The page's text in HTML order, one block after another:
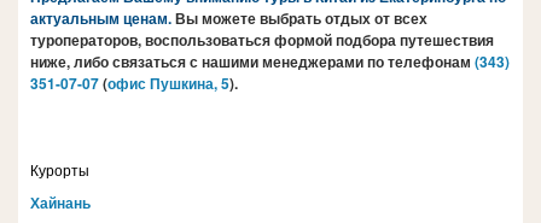
актуальным ценам.Вы можете выбрать отдых от всех
туроператоров, воспользоваться формой подбора путешествия
ниже, либо связаться с нашими менеджерами по телефонам (343)
351-07-07(офис Пушкина, 5).
Курорты
Хайнань